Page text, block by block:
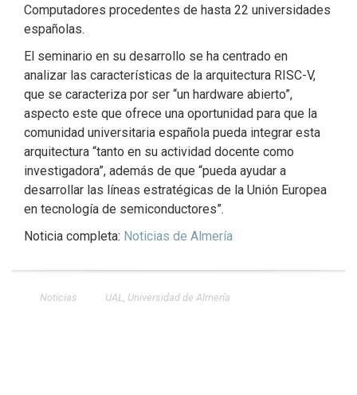
Computadores procedentes de hasta 22 universidades
españolas.
El seminario en su desarrollo se ha centrado en
analizar las características de la arquitectura RISC-V,
que se caracteriza por ser “un hardware abierto”,
aspecto este que ofrece una oportunidad para que la
comunidad universitaria española pueda integrar esta
arquitectura “tanto en su actividad docente como
investigadora”, además de que “pueda ayudar a
desarrollar las líneas estratégicas de la Unión Europea
en tecnología de semiconductores”.
Noticia completa: Noticias de Almería
Noticias UAL Universidad de Almería